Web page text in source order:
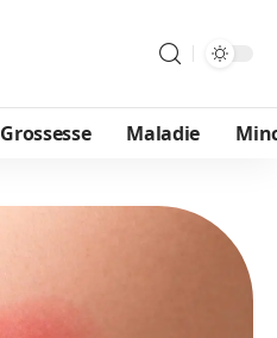
Grossesse Maladie